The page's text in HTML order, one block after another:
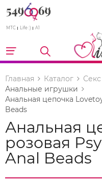
МТС Life :) A1
Главная Каталог
Анальные игрушки
Анальная цепочка
Beads
Анальная
розовая
Anal Beads